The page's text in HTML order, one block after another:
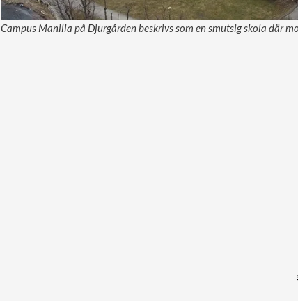
Campus Manilla på Djurgården beskrivs som en smutsig skola där